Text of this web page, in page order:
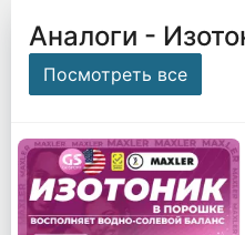
Аналоги -
Посмотреть все